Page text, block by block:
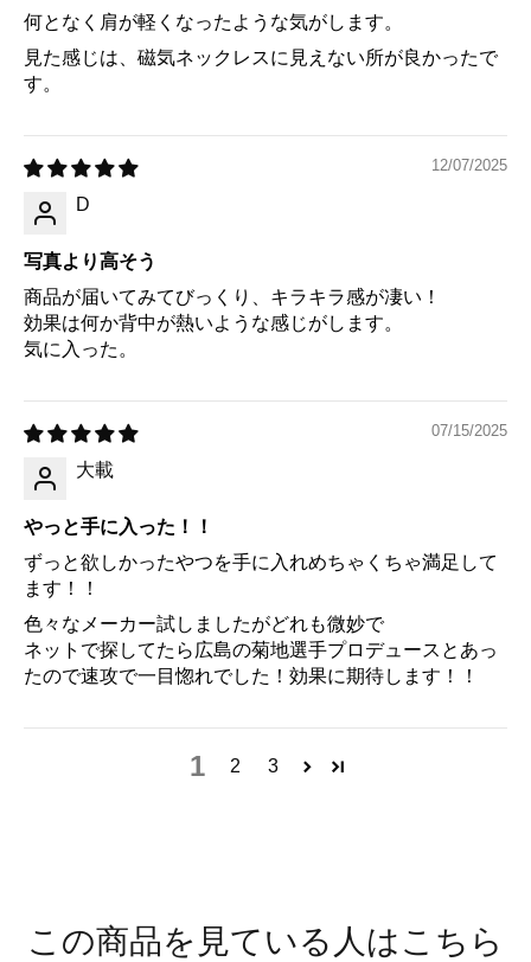
何となく肩が軽くなったような気がします。
見た感じは、磁気ネックレスに見えない所が良かったで
す。
12/07/2025
D
写真より高そう
商品が届いてみてびっくり、キラキラ感が凄い！
効果は何か背中が熱いような感じがします。
気に入った。
07/15/2025
大載
やっと手に入った！！
ずっと欲しかったやつを手に入れめちゃくちゃ満足して
ます！！
色々なメーカー試しましたがどれも微妙で
ネットで探してたら広島の菊地選手プロデュースとあっ
たので速攻で一目惚れでした！効果に期待します！！
1 2 3
この商品を見ている人はこちら